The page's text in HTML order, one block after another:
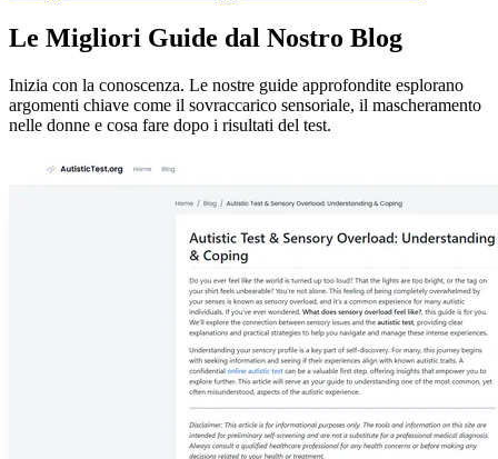
Le Migliori Guide dal Nostro Blog
Inizia con la conoscenza. Le nostre guide approfondite esplorano
argomenti chiave come il sovraccarico sensoriale, il mascheramento
nelle donne e cosa fare dopo i risultati del test.